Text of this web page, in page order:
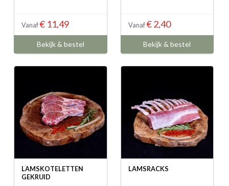
Vanaf€ 11,49
Bekijk & bestel
Vanaf€ 2,40
Bekijk & bestel
LAMSKOTELETTEN
GEKRUID
LAMSRACKS